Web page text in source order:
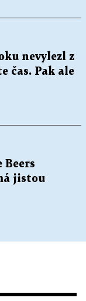
nevylezl z
čas. Pak ale
Beers
jistou